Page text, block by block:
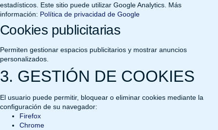
estadísticos. Este sitio puede utilizar Google Analytics. Más
información: Política de privacidad de Google
Cookies publicitarias
Permiten gestionar espacios publicitarios y mostrar anuncios
personalizados.
3. GESTIÓN DE COOKIES
El usuario puede permitir, bloquear o eliminar cookies mediante la
configuración de su navegador:
Firefox
Chrome